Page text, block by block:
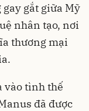
gắt giữa Mỹ
nhân tạo, nơi
thương mại
vào tình thế
đã được